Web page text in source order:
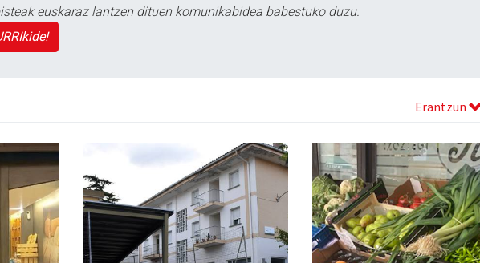
euskaraz lantzen dituen komunikabidea babestuko duzu.
Erantzun